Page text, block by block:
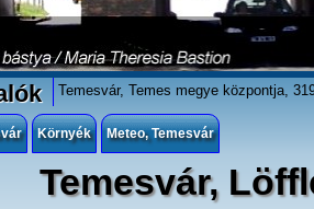
Temesvár, Temes megye központja,
Környék Meteo, Temesvár
Temesvár,